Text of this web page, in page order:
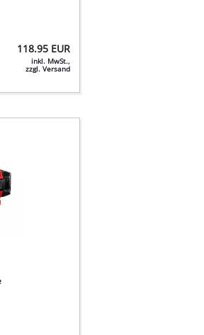
118.95 EUR
inkl. MwSt.,
zzgl. Versand